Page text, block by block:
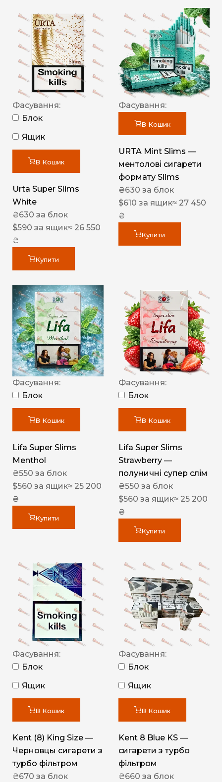
Фасування:
Блок
Ящик
В Кошик
Urta Super Slims
White
₴630 за блок
$590 за ящик≈ 26 550
₴
Купити
Фасування:
В Кошик
URTA Mint Slims —
ментолові сигарети
формату Slims
₴630 за блок
$610 за ящик≈ 27 450
₴
Купити
Фасування:
Блок
В Кошик
Lifa Super Slims
Menthol
₴550 за блок
$560 за ящик≈ 25 200
₴
Купити
Фасування:
Блок
В Кошик
Lifa Super Slims
Strawberry —
полуничні супер слім
₴550 за блок
$560 за ящик≈ 25 200
₴
Купити
Фасування:
Блок
Ящик
В Кошик
Kent (8) King Size —
Черновцы сигарети з
турбо фільтром
₴670 за блок
Фасування:
Блок
Ящик
В Кошик
Kent 8 Blue KS —
сигарети з турбо
фільтром
₴660 за блок